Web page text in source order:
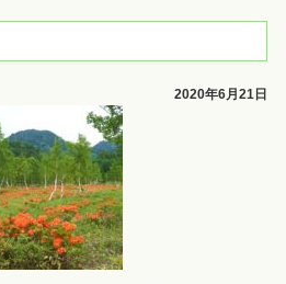
2020年6月21日